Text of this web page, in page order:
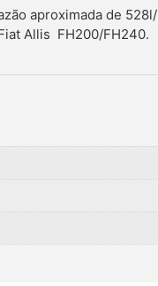
aproximada de
Allis FH200/FH240.